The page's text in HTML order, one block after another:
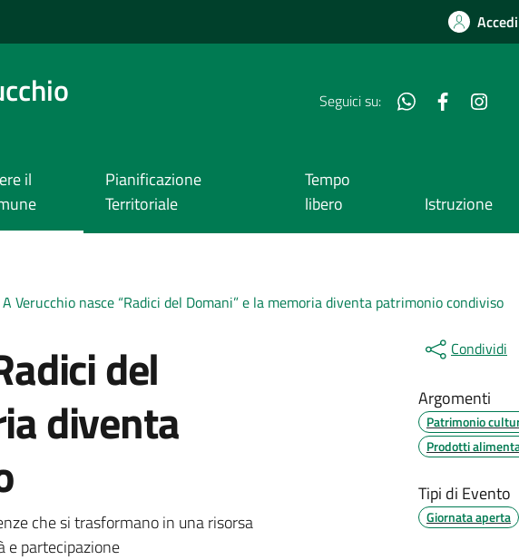
Seguici su: WhatsappFacebook
il
Pianificazione
Territoriale
Tempo
libero
Istruzione
A Verucchio nasce “Radici del Domani” e la memoria diventa patrimonio condiviso
del
diventa
che si trasformano in una risorsa
e partecipazione
Condividi
Argomenti
Patrimonio
Prodotti
Tipi di Evento
Giornata aperta